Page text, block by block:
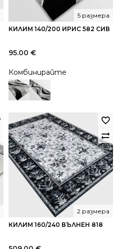
КИЛИМ 140/200 ИРИС 582 СИВ
5 размера
95.00 €
Комбинирайте
КИЛИМ 160/240 ВЪЛНЕН 818
2 размера